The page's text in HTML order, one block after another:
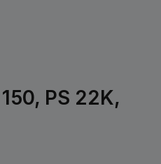
PS 22K,